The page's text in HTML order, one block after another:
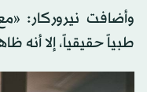
وأضافت نيروركار:
طبياً حقيقياً، إلا أنه